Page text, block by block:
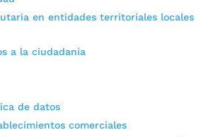
en entidades territoriales locales
a la ciudadanía
de datos
comerciales
para vivir la segunda edición
volverá a llenarse de aromas,
únicas con la llegada de la segunda
un evento...